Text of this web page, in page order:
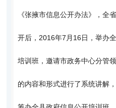
《张掖市信息公开办法》，全
开后，2016年7月16日，举办
培训班，邀请市政务中心分管
的内容和形式进行了系统讲解